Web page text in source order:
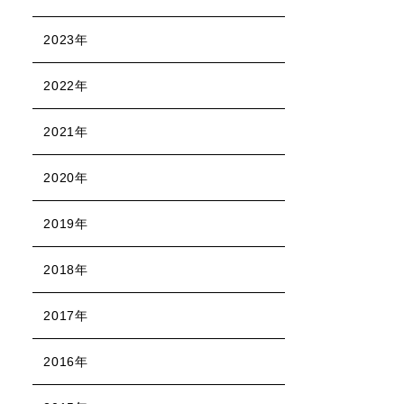
2023年
2022年
2021年
2020年
2019年
2018年
2017年
2016年